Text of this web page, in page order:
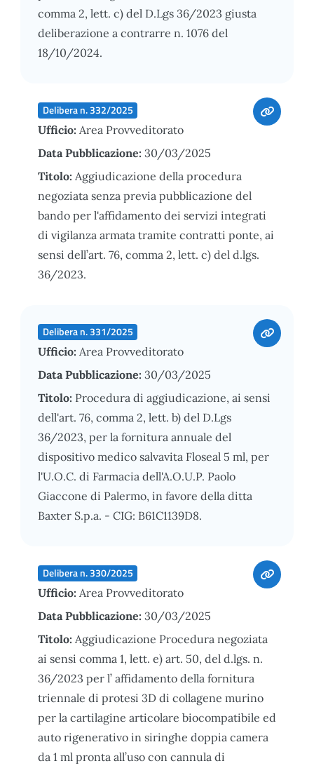
comma 2, lett. c) del D.Lgs 36/2023 giusta
deliberazione a contrarre n. 1076 del
18/10/2024.
Delibera n. 332/2025
Ufficio: Area Provveditorato
Data Pubblicazione: 30/03/2025
Titolo: Aggiudicazione della procedura
negoziata senza previa pubblicazione del
bando per l'affidamento dei servizi integrati
di vigilanza armata tramite contratti ponte, ai
sensi dell’art. 76, comma 2, lett. c) del d.lgs.
36/2023.
Delibera n. 331/2025
Ufficio: Area Provveditorato
Data Pubblicazione: 30/03/2025
Titolo: Procedura di aggiudicazione, ai sensi
dell'art. 76, comma 2, lett. b) del D.Lgs
36/2023, per la fornitura annuale del
dispositivo medico salvavita Floseal 5 ml, per
l'U.O.C. di Farmacia dell'A.O.U.P. Paolo
Giaccone di Palermo, in favore della ditta
Baxter S.p.a. - CIG: B61C1139D8.
Delibera n. 330/2025
Ufficio: Area Provveditorato
Data Pubblicazione: 30/03/2025
Titolo: Aggiudicazione Procedura negoziata
ai sensi comma 1, lett. e) art. 50, del d.lgs. n.
36/2023 per l’ affidamento della fornitura
triennale di protesi 3D di collagene murino
per la cartilagine articolare biocompatibile ed
auto rigenerativo in siringhe doppia camera
da 1 ml pronta all’uso con cannula di